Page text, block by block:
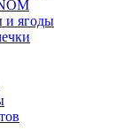
и ягоды